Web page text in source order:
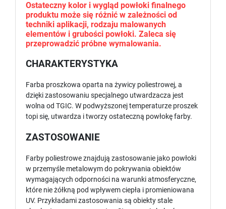
Ostateczny kolor i wygląd powłoki finalnego
produktu może się różnić w zależności od
techniki aplikacji, rodzaju malowanych
elementów i grubości powłoki. Zaleca się
przeprowadzić próbne wymalowania.
CHARAKTERYSTYKA
Farba proszkowa oparta na żywicy poliestrowej, a
dzięki zastosowaniu specjalnego utwardzacza jest
wolna od TGIC. W podwyższonej temperaturze proszek
topi się, utwardza i tworzy ostateczną powłokę farby.
ZASTOSOWANIE
Farby poliestrowe znajdują zastosowanie jako powłoki
w przemyśle metalowym do pokrywania obiektów
wymagających odporności na warunki atmosferyczne,
które nie żółkną pod wpływem ciepła i promieniowana
UV. Przykładami zastosowania są obiekty stale